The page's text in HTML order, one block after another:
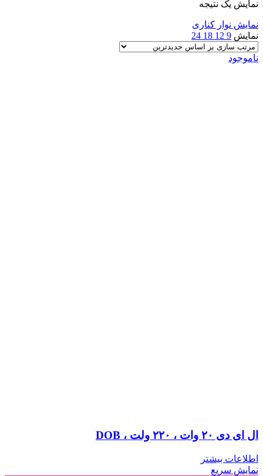
نمایش یک نتیجه
نمایش نوار کناری
نمایش 9
12
18
24
ناموجود
ال ای دی ۲۰ وات ، ۲۲۰ ولت ، DOB
اطلاعات بیشتر
نمایش سریع